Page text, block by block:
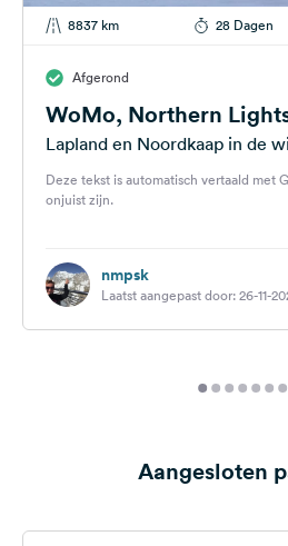
8837 km 28 Dagen
Afgerond
WoMo, Northern
Lapland en Noordkaap in de
Deze tekst is automatisch vertaald met
onjuist zijn.
nmpsk
Laatst aangepast door: 26-11-
Aangesloten